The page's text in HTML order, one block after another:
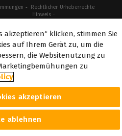
Rechtlicher
Hinweis
Urheberrechte
akzeptieren“ klicken, stimmen Sie
auf Ihrem Gerät zu, um die
die Websitenutzung zu
zu
akzeptieren
ablehnen